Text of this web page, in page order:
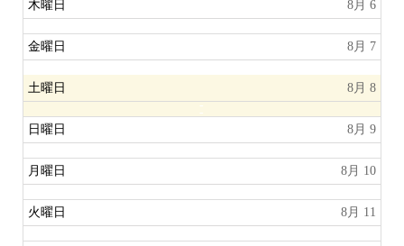
木曜日 8月 6
金曜日 8月 7
土曜日 8月 8
日曜日 8月 9
月曜日 8月 10
火曜日 8月 11